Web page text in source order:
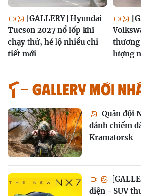
[GALLERY] Hyundai
Tucson 2027 nổ lốp khi
chạy thử, hé lộ nhiều chi
tiết mới
thương
lượng
GALLERY MỚI
Quân đội
đánh chiếm
Kramatorsk
diện - SUV